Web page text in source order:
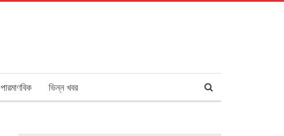
পারমাণবিক ভিন্ন খবর